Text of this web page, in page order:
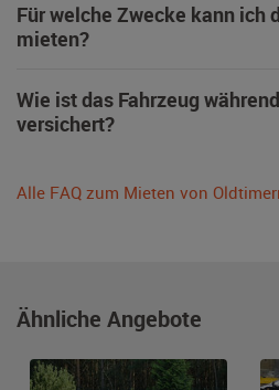
Für welche Zwecke kann ich
mieten?
Wie ist das Fahrzeug
versichert?
Alle FAQ zum Mieten von
Ähnliche Angebote